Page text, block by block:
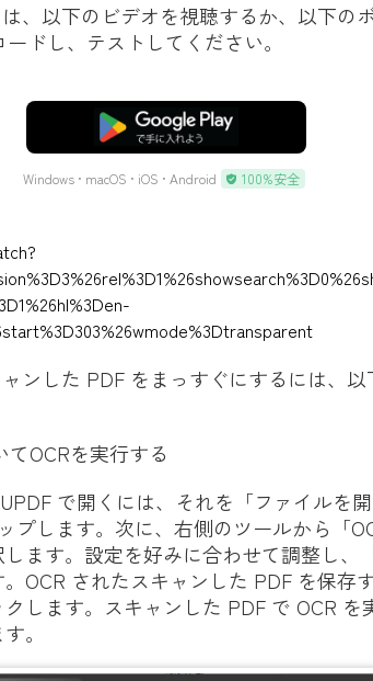
、以下のビデオを視聴するか、以下の
ドし、テストしてください。
無料ダウンロード
Windows • macOS • iOS • Android 100%安全
ンした PDF をまっすぐにするには、
てOCRを実行する
で開くには、それを「ファイルを
プします。次に、右側のツールから「
ます。設定を好みに合わせて調整し、
OCR されたスキャンした PDF を保存
します。スキャンした PDF で OCR を
。